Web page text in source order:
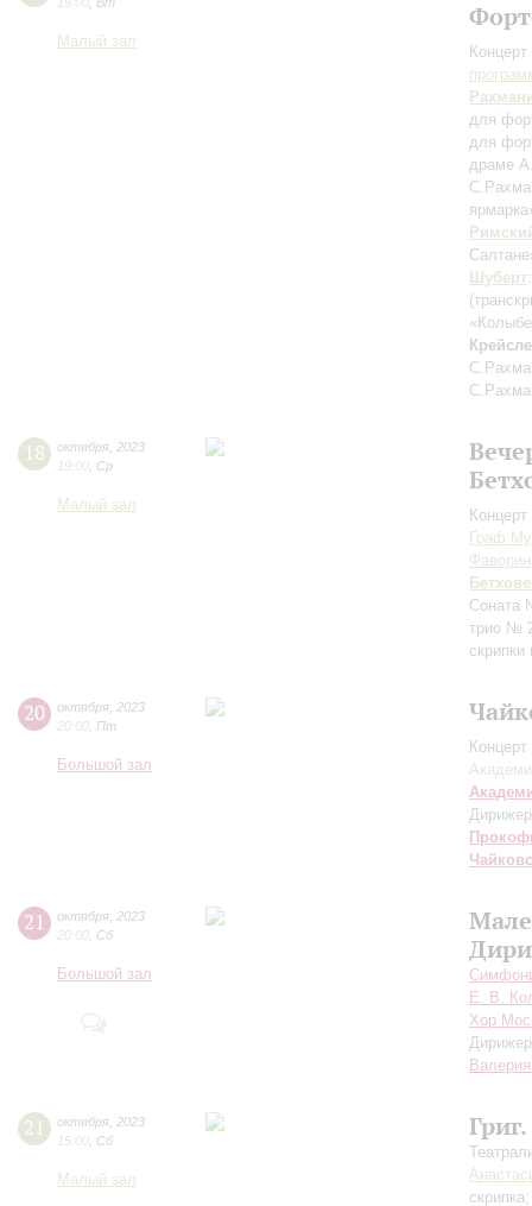
Малый зал
для
для
драме
Шуберт
18 октября 2023
19:00 Ср
Малый зал
Граф
Фаворин
Соната
трио №
20 октября 2023
20:00 Пт
Большой зал
21 октября 2023
20:00 Сб
Большой зал
Е. В.
Хор
21 октября 2023
15:00 Сб
Малый зал